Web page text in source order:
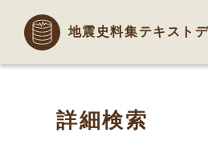
地震史料集テキスト
詳細検索